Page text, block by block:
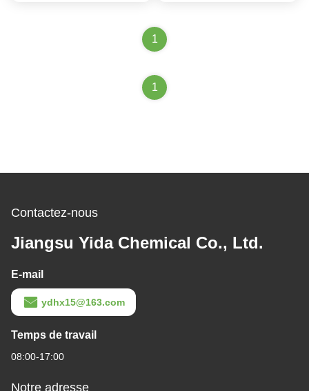
1
1
Contactez-nous
Jiangsu Yida Chemical Co., Ltd.
E-mail
ydhx15@163.com
Temps de travail
08:00-17:00
Notre adresse